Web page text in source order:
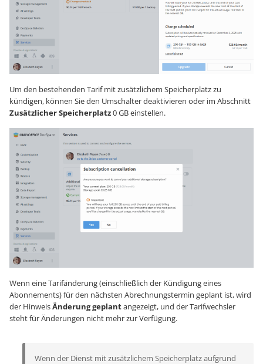
Um den bestehenden Tarif mit zusätzlichem Speicherplatz zu
kündigen, können Sie den Umschalter deaktivieren oder im Abschnitt
Zusätzlicher Speicherplatz0 GB einstellen.
Wenn eine Tarifänderung (einschließlich der Kündigung eines
Abonnements) für den nächsten Abrechnungstermin geplant ist, wird
der HinweisÄnderung geplantangezeigt, und der Tarifwechsler
steht für Änderungen nicht mehr zur Verfügung.
Wenn der Dienst mit zusätzlichem Speicherplatz aufgrund